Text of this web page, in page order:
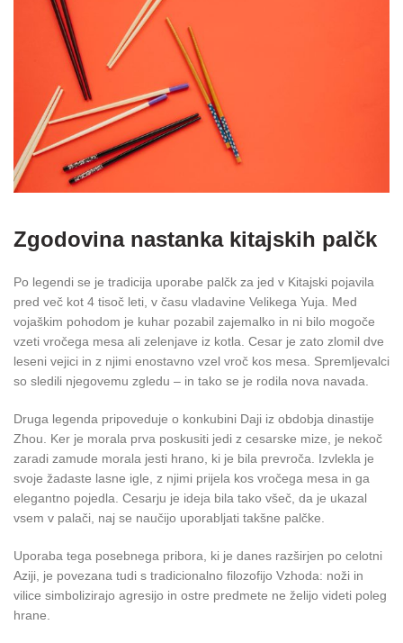
Zgodovina nastanka kitajskih palčk
Po legendi se je tradicija uporabe palčk za jed v Kitajski pojavila
pred več kot 4 tisoč leti, v času vladavine Velikega Yuja. Med
vojaškim pohodom je kuhar pozabil zajemalko in ni bilo mogoče
vzeti vročega mesa ali zelenjave iz kotla. Cesar je zato zlomil dve
leseni vejici in z njimi enostavno vzel vroč kos mesa. Spremljevalci
so sledili njegovemu zgledu – in tako se je rodila nova navada.
Druga legenda pripoveduje o konkubini Daji iz obdobja dinastije
Zhou. Ker je morala prva poskusiti jedi z cesarske mize, je nekoč
zaradi zamude morala jesti hrano, ki je bila prevroča. Izvlekla je
svoje žadaste lasne igle, z njimi prijela kos vročega mesa in ga
elegantno pojedla. Cesarju je ideja bila tako všeč, da je ukazal
vsem v palači, naj se naučijo uporabljati takšne palčke.
Uporaba tega posebnega pribora, ki je danes razširjen po celotni
Aziji, je povezana tudi s tradicionalno filozofijo Vzhoda: noži in
vilice simbolizirajo agresijo in ostre predmete ne želijo videti poleg
hrane.